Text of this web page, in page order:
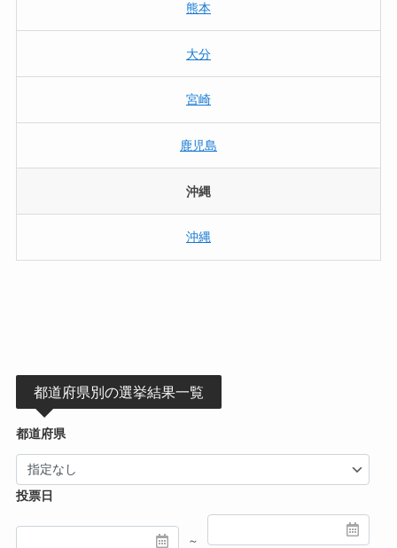
熊本
大分
宮崎
鹿児島
沖縄
沖縄
都道府県別の選挙結果一覧
都道府県
投票日
～